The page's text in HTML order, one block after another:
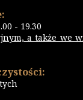
- 19.30
a także we